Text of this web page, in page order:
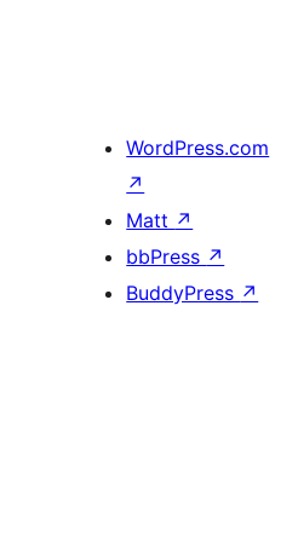
WordPress.com
↗
Matt ↗
bbPress ↗
BuddyPress ↗